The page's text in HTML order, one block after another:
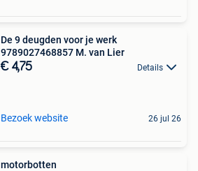
De 9 deugden voor je werk
9789027468857 M. van Lier
€ 4,75 Details
Bezoek website 26 jul 26
motorbotten